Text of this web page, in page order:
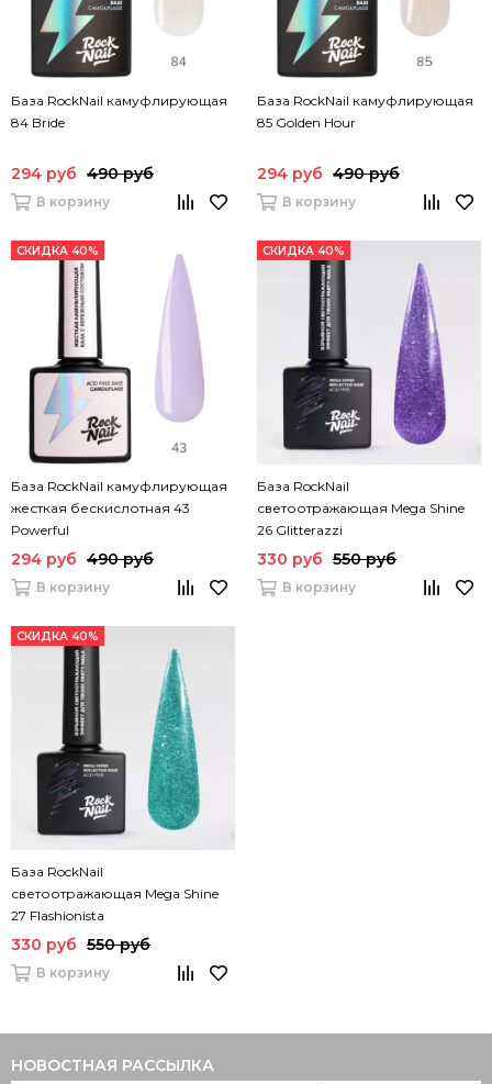
База RockNail камуфлирующая
84 Bride
294 руб 490 руб
В корзину
База RockNail камуфлирующая
85 Golden Hour
294 руб 490 руб
В корзину
СКИДКА 40%
База RockNail камуфлирующая
жесткая бескислотная 43
Powerful
294 руб 490 руб
В корзину
СКИДКА 40%
База RockNail
светоотражающая Mega Shine
26 Glitterazzi
330 руб 550 руб
В корзину
СКИДКА 40%
База RockNail
светоотражающая Mega Shine
27 Flashionista
330 руб 550 руб
В корзину
НОВОСТНАЯ РАССЫЛКА